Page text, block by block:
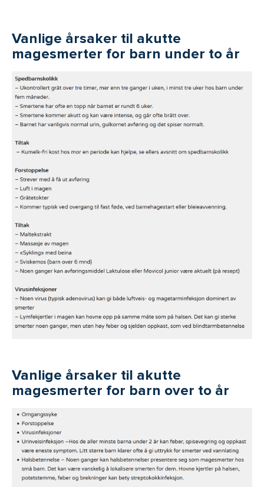
Vanlige årsaker til akutte
magesmerter for barn under to år
Vanlige årsaker til akutte
magesmerter for barn over to år